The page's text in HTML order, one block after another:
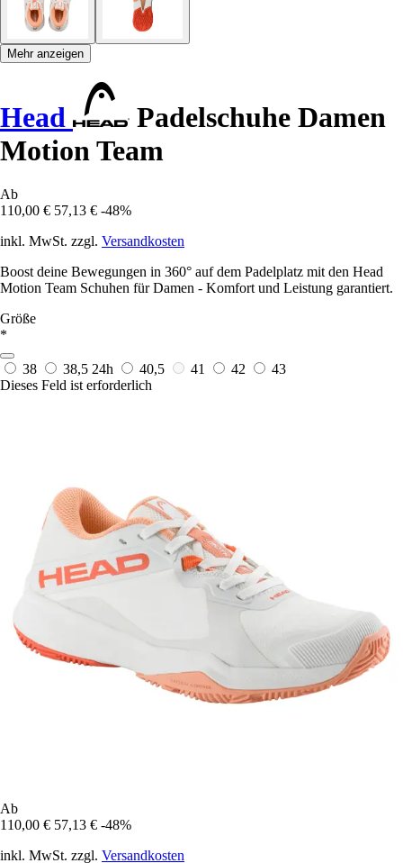
Mehr anzeigen
Head
Padelschuhe Damen
Motion Team
Ab
110,00 € 57,13 € -48%
inkl. MwSt. zzgl. Versandkosten
Boost deine Bewegungen in 360° auf dem Padelplatz mit den Head
Motion Team Schuhen für Damen - Komfort und Leistung garantiert.
Größe
*
38 38,5 24h 40,5 41 42
43
Dieses Feld ist erforderlich
Ab
110,00 € 57,13 € -48%
inkl. MwSt. zzgl. Versandkosten